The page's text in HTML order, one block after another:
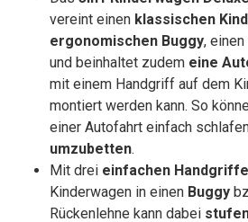
vereint einen klassischen
ergonomischen Buggy, einen
und beinhaltet zudem eine
mit einem Handgriff auf dem
montiert werden kann. So
einer Autofahrt einfach
umzubetten.
Mit drei einfachen
Kinderwagen in einen Buggy
Rückenlehne kann dabei